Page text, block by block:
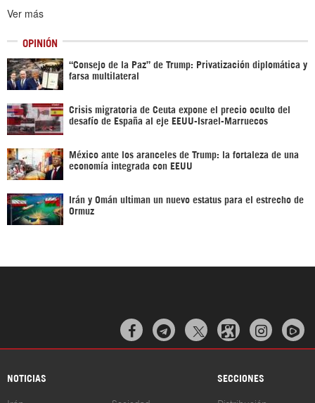
Ver más
OPINIÓN
“Consejo de la Paz” de Trump: Privatización diplomática y
farsa multilateral
Crisis migratoria de Ceuta expone el precio oculto del
desafío de España al eje EEUU-Israel-Marruecos
México ante los aranceles de Trump: la fortaleza de una
economía integrada con EEUU
Irán y Omán ultiman un nuevo estatus para el estrecho de
Ormuz
  
NOTICIAS SECCIONES